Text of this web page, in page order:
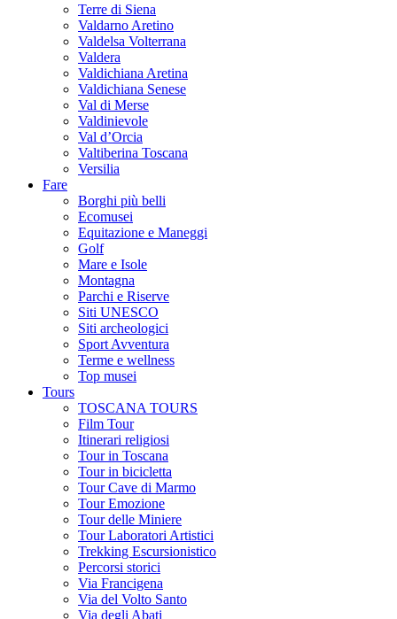
Terre di Siena
Valdarno Aretino
Valdelsa Volterrana
Valdera
Valdichiana Aretina
Valdichiana Senese
Val di Merse
Valdinievole
Val d’Orcia
Valtiberina Toscana
Versilia
Fare
Borghi più belli
Ecomusei
Equitazione e Maneggi
Golf
Mare e Isole
Montagna
Parchi e Riserve
Siti UNESCO
Siti archeologici
Sport Avventura
Terme e wellness
Top musei
Tours
TOSCANA TOURS
Film Tour
Itinerari religiosi
Tour in Toscana
Tour in bicicletta
Tour Cave di Marmo
Tour Emozione
Tour delle Miniere
Tour Laboratori Artistici
Trekking Escursionistico
Percorsi storici
Via Francigena
Via del Volto Santo
Via degli Abati